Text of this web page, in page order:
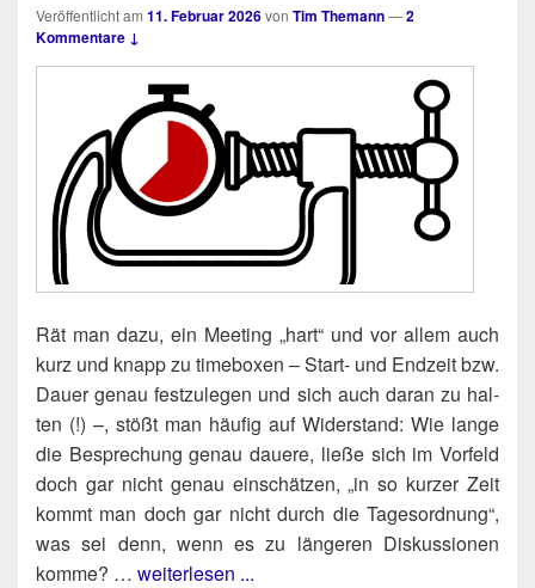
Veröffentlicht am 11. Februar 2026von Tim Themann—2
Kommentare ↓
Rät man dazu, ein Mee­ting „hart“ und vor allem auch
kurz und knapp zu time­bo­xen – Start- und End­zeit bzw.
Dau­er genau fest­zu­le­gen und sich auch dar­an zu hal­
ten (!) –, stößt man häu­fig auf Wider­stand: Wie lan­ge
die Bespre­chung genau daue­re, lie­ße sich im Vor­feld
doch gar nicht genau ein­schät­zen, „in so kur­zer Zeit
kommt man doch gar nicht durch die Tages­ord­nung“,
was sei denn, wenn es zu län­ge­ren Dis­kus­sio­nen
kom­me? … weiterlesen ...